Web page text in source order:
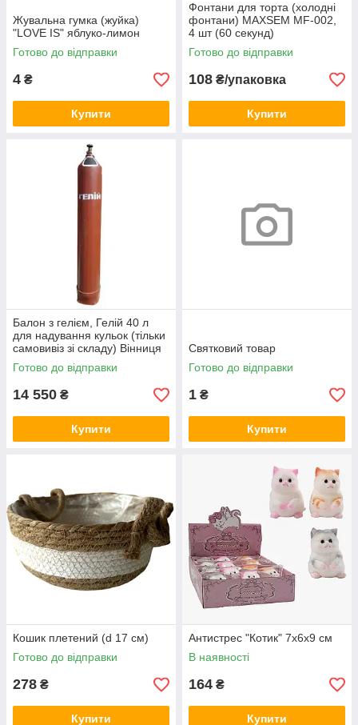
Жувальна гумка (жуйка)
"LOVE IS" яблуко-лимон
Готово до відправки
4 ₴
Купити
Фонтани для торта (холодні
фонтани) MAXSEM MF-002,
4 шт (60 секунд)
Готово до відправки
108 ₴/упаковка
Купити
Балон з гелієм, Гелій 40 л
для надування кульок (тільки
самовивіз зі складу) Вінниця
Готово до відправки
14 550 ₴
Купити
Святковий товар
Готово до відправки
1 ₴
Купити
Кошик плетений (d 17 см)
Готово до відправки
278 ₴
Купити
Антистрес "Котик" 7х6х9 см
В наявності
164 ₴
Купити